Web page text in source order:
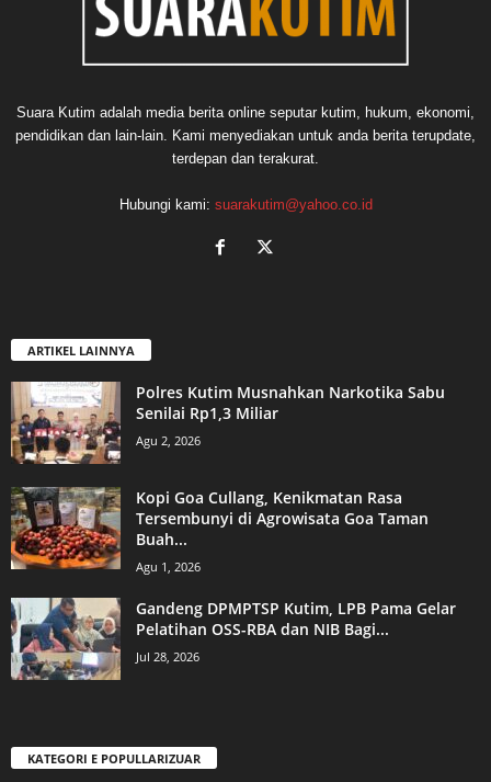
Suara Kutim adalah media berita online seputar kutim, hukum, ekonomi,
pendidikan dan lain-lain. Kami menyediakan untuk anda berita terupdate,
terdepan dan terakurat.
Hubungi kami: suarakutim@yahoo.co.id
ARTIKEL LAINNYA
Polres Kutim Musnahkan Narkotika Sabu
Senilai Rp1,3 Miliar
Agu 2, 2026
Kopi Goa Cullang, Kenikmatan Rasa
Tersembunyi di Agrowisata Goa Taman
Buah...
Agu 1, 2026
Gandeng DPMPTSP Kutim, LPB Pama Gelar
Pelatihan OSS-RBA dan NIB Bagi...
Jul 28, 2026
KATEGORI E POPULLARIZUAR